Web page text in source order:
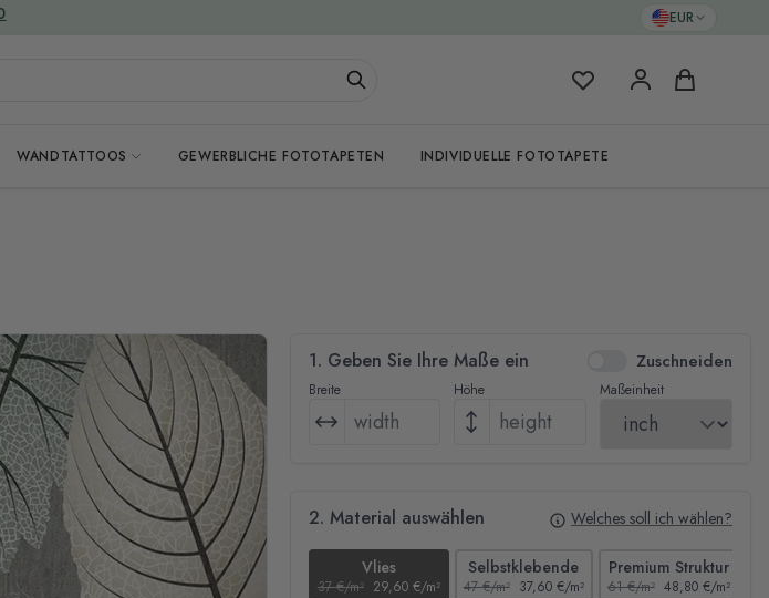
EUR
Meine FavoritenWarenkorb
WANDTATTOOS GEWERBLICHE FOTOTAPETEN INDIVIDUELLE FOTOTAPETE
1. Geben Sie Ihre Maße ein Zuschneiden
Breite Höhe Maßeinheit
2. Material auswählen Welches soll ich wählen?
Vlies
37 €/m² 29,60 €/m²
Selbstklebende
47 €/m² 37,60 €/m²
Premium Struktur
61 €/m² 48,80 €/m²